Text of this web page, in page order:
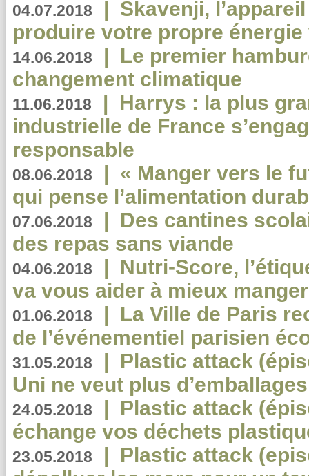
04.07.2018 | Skavenji,
produire votre propre
14.06.2018 | Le premier
changement climatique
11.06.2018 | Harrys : la plus
industrielle de France
responsable
08.06.2018 | « Manger vers le
qui pense l’alimentation
07.06.2018 | Des cantines
des repas sans viande
04.06.2018 | Nutri-Score,
va vous aider à mieux
01.06.2018 | La Ville de Paris
de l’événementiel parisien
31.05.2018 | Plastic attack
Uni ne veut plus
24.05.2018 | Plastic attack
échange vos déchets
23.05.2018 | Plastic attack